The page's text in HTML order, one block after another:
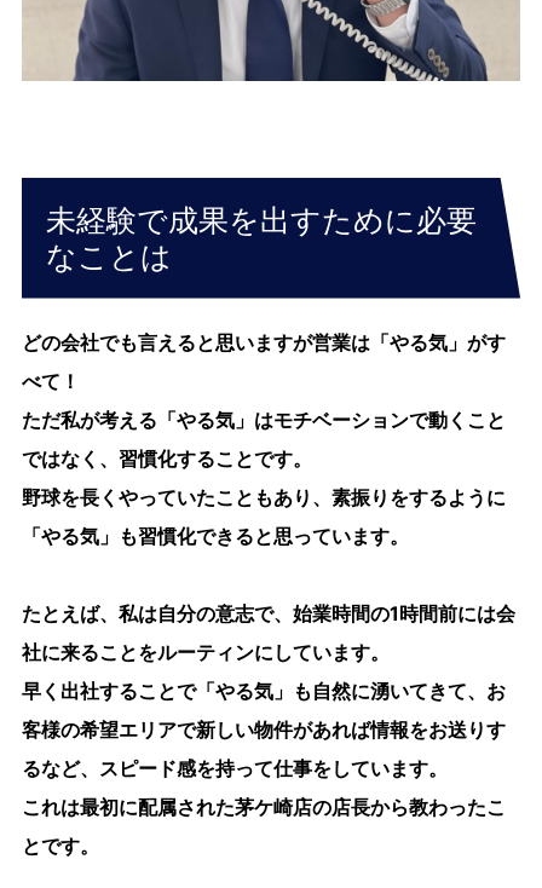
未経験で成果を出すために必要
なことは
どの会社でも言えると思いますが営業は「やる気」がす
べて！
ただ私が考える「やる気」はモチベーションで動くこと
ではなく、習慣化することです。
野球を長くやっていたこともあり、素振りをするように
「やる気」も習慣化できると思っています。
たとえば、私は自分の意志で、始業時間の1時間前には会
社に来ることをルーティンにしています。
早く出社することで「やる気」も自然に湧いてきて、お
客様の希望エリアで新しい物件があれば情報をお送りす
るなど、スピード感を持って仕事をしています。
これは最初に配属された茅ケ崎店の店長から教わったこ
とです。